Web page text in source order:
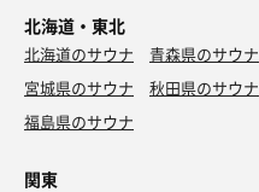
北海道・東北
北海道のサウナ 青森県のサウナ
宮城県のサウナ
秋田県のサウナ
福島県のサウナ
関東